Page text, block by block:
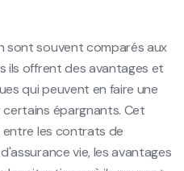
sont souvent comparés aux
ils offrent des avantages et
qui peuvent en faire une
épargnants. Cet
entre les contrats de
vie, les avantages